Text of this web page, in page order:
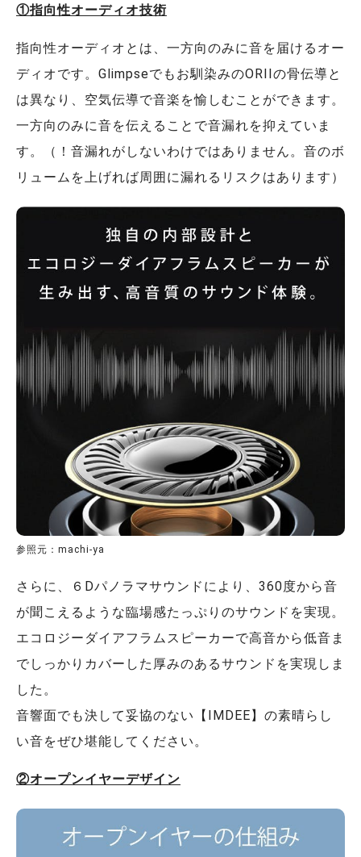
①指向性オーディオ技術
指向性オーディオとは、一方向のみに音を届けるオー
ディオです。Glimpseでもお馴染みのORIIの骨伝導と
は異なり、空気伝導で音楽を愉しむことができます。
一方向のみに音を伝えることで音漏れを抑えていま
す。（！音漏れがしないわけではありません。音のボ
リュームを上げれば周囲に漏れるリスクはあります）
参照元：machi-ya
さらに、６Dパノラマサウンドにより、360度から音
が聞こえるような臨場感たっぷりのサウンドを実現。
エコロジーダイアフラムスピーカーで高音から低音ま
でしっかりカバーした厚みのあるサウンドを実現しま
した。
音響面でも決して妥協のない【IMDEE】の素晴らし
い音をぜひ堪能してください。
②オープンイヤーデザイン